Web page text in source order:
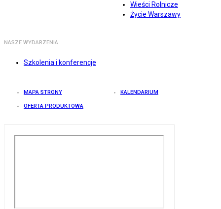
Wieści Rolnicze
Życie Warszawy
NASZE WYDARZENIA
Szkolenia i konferencje
MAPA STRONY KALENDARIUM
OFERTA PRODUKTOWA